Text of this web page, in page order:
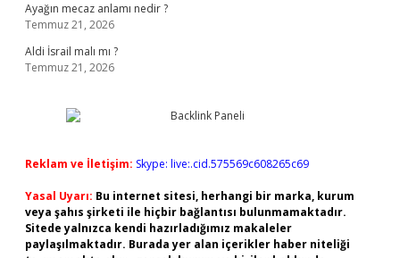
Ayağın mecaz anlamı nedir ?
Temmuz 21, 2026
Aldi İsrail malı mı ?
Temmuz 21, 2026
Reklam ve İletişim: Skype: live:.cid.575569c608265c69
Yasal Uyarı: Bu internet sitesi, herhangi bir marka, kurum
veya şahıs şirketi ile hiçbir bağlantısı bulunmamaktadır.
Sitede yalnızca kendi hazırladığımız makaleler
paylaşılmaktadır. Burada yer alan içerikler haber niteliği